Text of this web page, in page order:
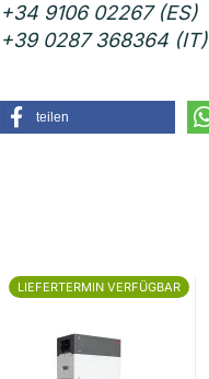
+34 9106 02267 (ES)
+39 0287 368364 (IT)
teilen
LIEFERTERMIN VERFÜGBAR